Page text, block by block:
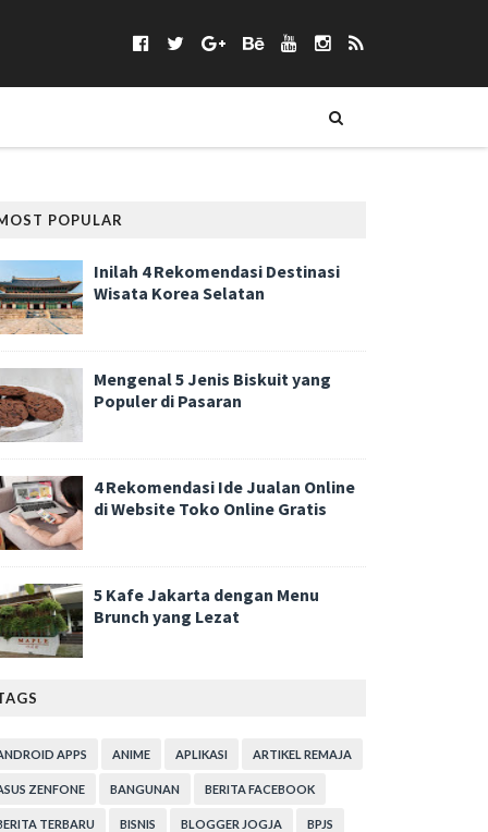
POPULAR
Inilah 4 Rekomendasi Destinasi
Wisata Korea Selatan
Mengenal 5 Jenis Biskuit yang
Populer di Pasaran
4 Rekomendasi Ide Jualan Online
di Website Toko Online Gratis
5 Kafe Jakarta dengan Menu
Brunch yang Lezat
APPS ANIME APLIKASI ARTIKEL REMAJA
ZENFONE BANGUNAN BERITA FACEBOOK
TERBARU BISNIS BLOGGER JOGJA BPJS